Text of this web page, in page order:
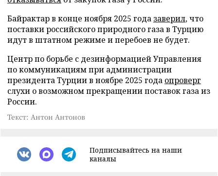
Байрактар в конце ноября 2025 года заверил, что
поставки российского природного газа в Турцию
идут в штатном режиме и перебоев не будет.
Центр по борьбе с дезинформацией Управления
по коммуникациям при администрации
президента Турции в ноябре 2025 года опроверг
слухи о возможном прекращении поставок газа из
России.
Текст: Антон Антонов
Подписывайтесь на наши
каналы